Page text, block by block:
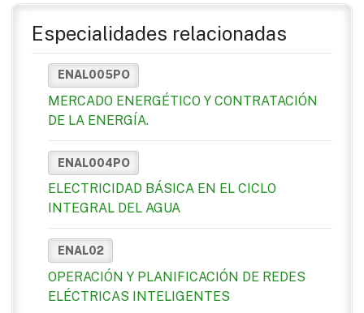
Especialidades relacionadas
ENAL005PO
MERCADO ENERGÉTICO Y CONTRATACIÓN
DE LA ENERGÍA.
ENAL004PO
ELECTRICIDAD BÁSICA EN EL CICLO
INTEGRAL DEL AGUA
ENAL02
OPERACIÓN Y PLANIFICACIÓN DE REDES
ELÉCTRICAS INTELIGENTES